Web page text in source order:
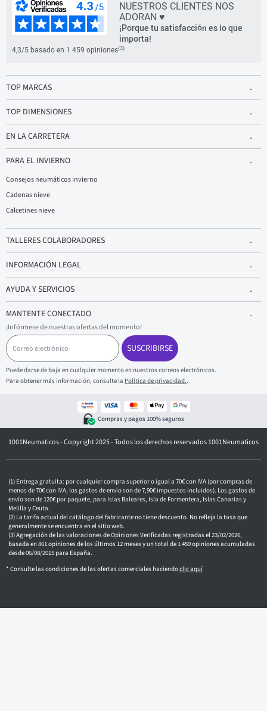
NUESTROS CLIENTES NOS
ADORAN ♥
¡Porque tu satisfacción es lo que
importa!
4,3/5 basado en 1 459 opiniones(3)
TOP MARCAS
TOP DIMENSIONES
EN LA CARRETERA
PARA EL INVIERNO
Consejos neumáticos invierno
Cadenas nieve
Calcetines nieve
TALLERES COLABORADORES
INFORMACIÓN LEGAL
AYUDA Y SERVICIOS
MANTENTE CONECTADO
¡Infórmese de nuestras ofertas del momento!
C
o
r
r
e
o
n
o
SUSCRIBIRSE
Puede darse de baja en cualquier momento en nuestros correos electrónicos.
Para obtener más información, consulte la Política de privacidad..
Compras y pagos 100% seguros
1001Neumaticos - Copyright 2025 - Todos los derechos reservados 1001Neumaticos
Entrega gratuita: por cualquier compra superior o igual a 70€ con IVA (por compras de
menos de 70€ con IVA, los gastos de envío son de 7,90€ impuestos incluidos). Los gastos de
envío son de 120€ por paquete, para Islas Baleares, Isla de Formentera, Islas Canarias y
Melilla y Ceuta.
La tarifa actual del catálogo del fabricante no tiene descuento. No refleja la tasa que
generalmente se encuentra en el sitio web.
Agregación de las valoraciones de Opiniones Verificadas registradas el 23/02/2026,
basada en 861 opiniones de los últimos 12 meses y un total de 1 459 opiniones acumuladas
desde 06/08/2015 para España.
* Consulte las condiciones de las ofertas comerciales haciendoclic aquí